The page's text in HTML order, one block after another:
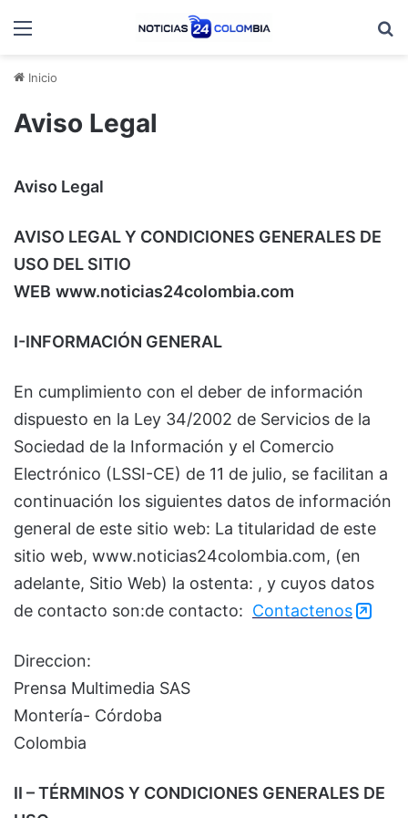
Menú
Inicio
Aviso Legal
Aviso Legal
AVISO LEGAL Y CONDICIONES GENERALES DE
USO DEL SITIO
WEB www.noticias24colombia.com
I-INFORMACIÓN GENERAL
En cumplimiento con el deber de información
dispuesto en la Ley 34/2002 de Servicios de la
Sociedad de la Información y el Comercio
Electrónico (LSSI-CE) de 11 de julio, se facilitan a
continuación los siguientes datos de información
general de este sitio web: La titularidad de este
sitio web, www.noticias24colombia.com, (en
adelante, Sitio Web) la ostenta: , y cuyos datos
de contacto son:de contacto: Contactenos
Direccion:
Prensa Multimedia SAS
Montería- Córdoba
Colombia
II – TÉRMINOS Y CONDICIONES GENERALES DE